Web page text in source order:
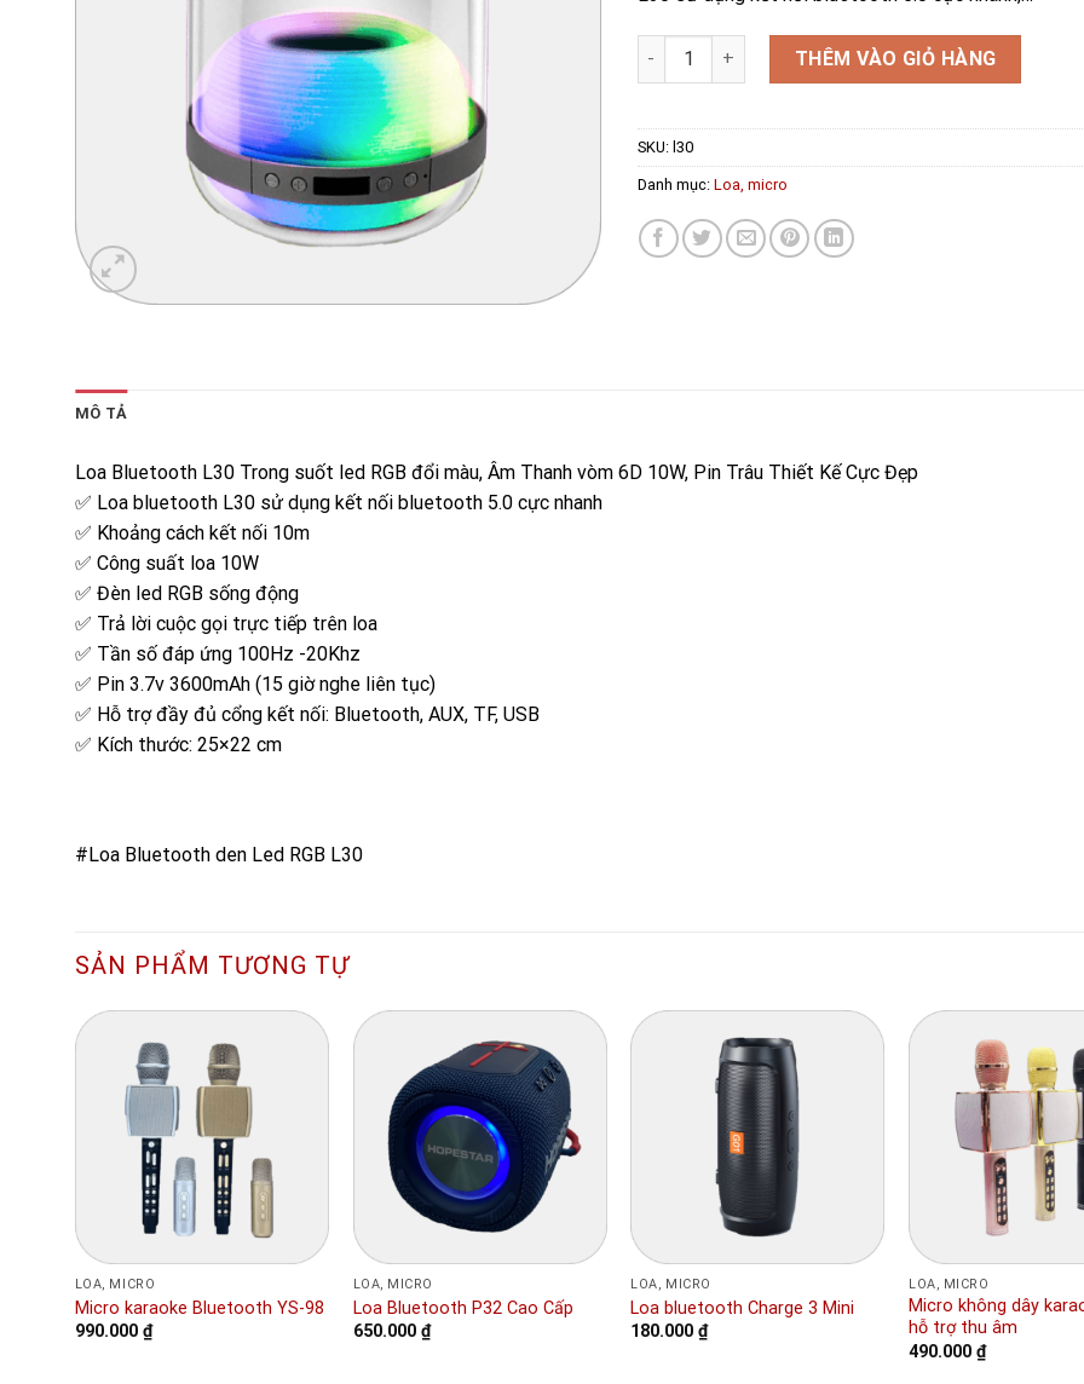
Loa Bluetooth đèn Led RGB L30 số lượng
THÊM VÀO GIỎ HÀNG
SKU: l30
Danh mục: Loa, micro
MÔ TẢ
Loa Bluetooth L30 Trong suốt led RGB đổi màu, Âm Thanh vòm 6D 10W, Pin Trâu Thiết Kế Cực Đẹp
✅ Loa bluetooth L30 sử dụng kết nối bluetooth 5.0 cực nhanh
✅ Khoảng cách kết nối 10m
✅ Công suất loa 10W
✅ Đèn led RGB sống động
✅ Trả lời cuộc gọi trực tiếp trên loa
✅ Tần số đáp ứng 100Hz -20Khz
✅ Pin 3.7v 3600mAh (15 giờ nghe liên tục)
✅ Hỗ trợ đầy đủ cổng kết nối: Bluetooth, AUX, TF, USB
✅ Kích thước: 25×22 cm
#Loa Bluetooth den Led RGB L30
SẢN PHẨM TƯƠNG TỰ
LOA, MICRO
Micro karaoke Bluetooth YS-98
990.000 ₫
LOA, MICRO
Loa Bluetooth P32 Cao Cấp
650.000 ₫
LOA, MICRO
Loa bluetooth Charge 3 Mini
180.000₫
LOA, MICRO
Micro không dây
hỗ trợ thu âm
490.000₫